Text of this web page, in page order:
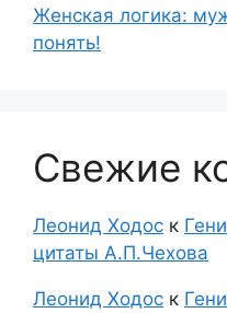
Женская логика:
понять!
Свежие
Леонид Ходос к
цитаты А.П.Чехова
Леонид Ходос к